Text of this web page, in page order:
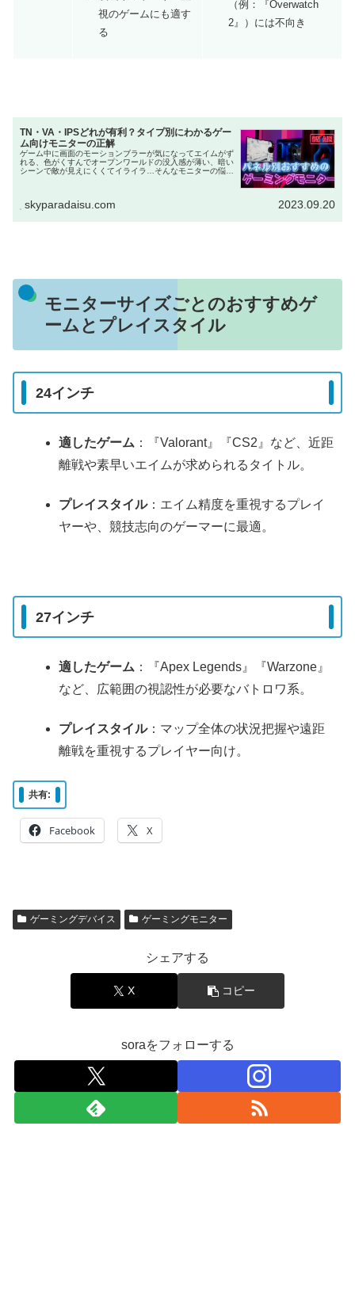
視のゲームにも適す
る
（例：『Overwatch
2』）には不向き
TN・VA・IPSどれが有利？タイプ別にわかるゲー
ム向けモニターの正解
ゲーム中に画面のモーションブラーが気になってエイムがず
れる、色がくすんでオープンワールドの没入感が薄い、暗い
シーンで敵が見えにくくてイライラ…そんなモニターの悩み
skyparadaisu.com 2023.09.20
モニターサイズごとのおすすめゲ
ームとプレイスタイル
24インチ
適したゲーム ：『Valorant』『CS2』など、近距
離戦や素早いエイムが求められるタイトル。
プレイスタイル：エイム精度を重視するプレイ
ヤーや、競技志向のゲーマーに最適。
27インチ
適したゲーム ：『Apex Legends』『Warzone』
など、広範囲の視認性が必要なバトロワ系。
プレイスタイル：マップ全体の状況把握や遠距
離戦を重視するプレイヤー向け。
共有:
Facebook X
ゲーミングデバイス ゲーミングモニター
シェアする
X コピー
soraをフォローする